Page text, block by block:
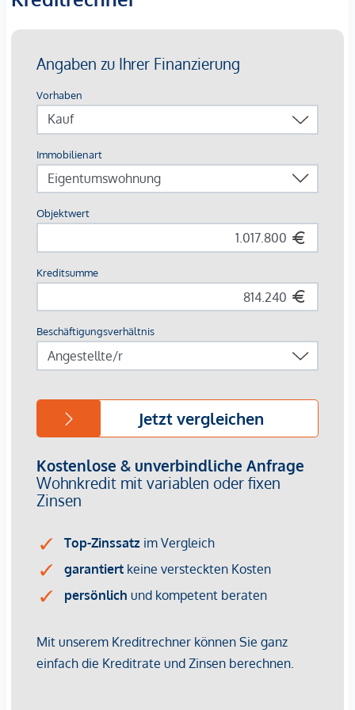
Ausführung und Ausstattung sind möglich.
Die Wohnungen sind teilweise bis Ende 2029 befristet
vermietet.
KFZ- Garagenstellplatz
von € 42.500,-dazu erworben werden.
dem zu vermittelnden Dritten ein familiäres oder
Der Vermittler ist als Doppelmakler tätig.
*Der Vertrag kommt nicht mit der INFINA Credit Broker
GmbH zustande. Das Objekt wird von einem externen
Immobilienunternehmen angeboten. Allfällige aus dem
gegenüber dem anbietenden Immobilienunternehmen
geltend zu machen. Wir weisen Sie darauf hin, dass die
unverbindliche Vorabinformationen sind und daher ohne
Gewähr erfolgen. Der Vermittler ist als Doppelmakler tätig.